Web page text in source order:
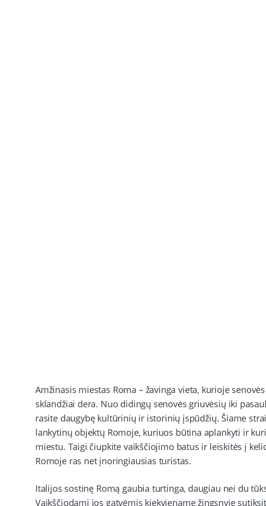
Amžinasis miestas Roma – žavinga vieta, kurioje
sklandžiai dera. Nuo didingų senovės griuvėsių iki
rasite daugybę kultūrinių ir istorinių įspūdžių. Šiame
lankytinų objektų Romoje, kuriuos būtina aplankyti ir
miestu. Taigi čiupkite vaikščiojimo batus ir leiskitės į
Romoje ras net įnoringiausias turistas.
Italijos sostinę Romą gaubia turtinga, daugiau nei du
Vaikščiodami jos gatvėmis kiekviename žingsnyje